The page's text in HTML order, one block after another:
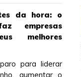
da hora: o
empresas
melhores
para liderar
aumentar o